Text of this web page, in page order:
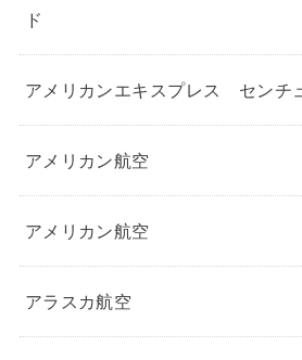
ド
アメリカンエキスプレス センチ
アメリカン航空
アメリカン航空
アラスカ航空